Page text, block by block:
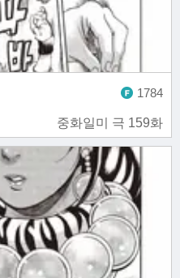
중화일미 극 159화
1784